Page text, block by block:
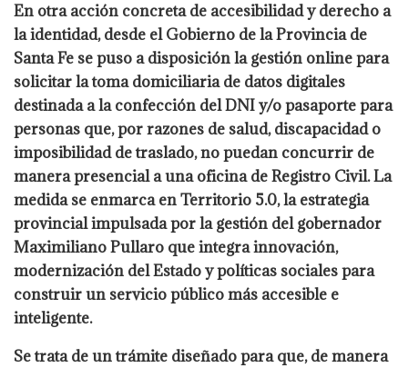
En otra acción concreta de accesibilidad y derecho a
la identidad, desde el Gobierno de la Provincia de
Santa Fe se puso a disposición la gestión online para
solicitar la toma domiciliaria de datos digitales
destinada a la confección del DNI y/o pasaporte para
personas que, por razones de salud, discapacidad o
imposibilidad de traslado, no puedan concurrir de
manera presencial a una oficina de Registro Civil. La
medida se enmarca en Territorio 5.0, la estrategia
provincial impulsada por la gestión del gobernador
Maximiliano Pullaro que integra innovación,
modernización del Estado y políticas sociales para
construir un servicio público más accesible e
inteligente.
Se trata de un trámite diseñado para que, de manera